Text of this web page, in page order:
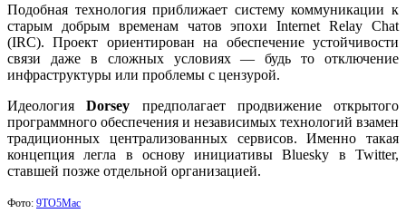
Подобная технология приближает систему коммуникации к
старым добрым временам чатов эпохи Internet Relay Chat
(IRC). Проект ориентирован на обеспечение устойчивости
связи даже в сложных условиях — будь то отключение
инфраструктуры или проблемы с цензурой.
ИдеологияDorsey предполагает продвижение открытого
программного обеспечения и независимых технологий взамен
традиционных централизованных сервисов. Именно такая
концепция легла в основу инициативы Bluesky в Twitter,
ставшей позже отдельной организацией.
Фото: 9TO5Mac